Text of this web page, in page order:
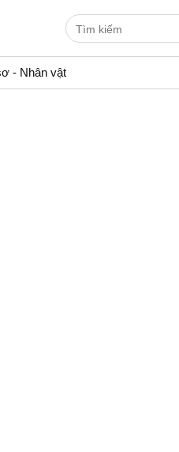
- Nhân vật